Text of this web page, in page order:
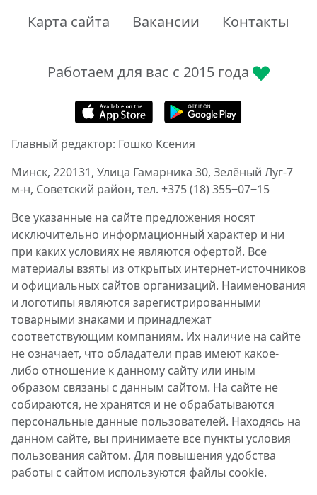
Карта сайта
Вакансии Контакты
Работаем для вас с 2015 года
Главный редактор: Гошко Ксения
Минск, 220131, Улица Гамарника 30, Зелёный Луг-7
м-н, Советский район, тел. +375 (18) 355‒07‒15
Все указанные на сайте предложения носят
исключительно информационный характер и ни
при каких условиях не являются офертой. Все
материалы взяты из открытых интернет-источников
и официальных сайтов организаций. Наименования
и логотипы являются зарегистрированными
товарными знаками и принадлежат
соответствующим компаниям. Их наличие на сайте
не означает, что обладатели прав имеют какое-
либо отношение к данному сайту или иным
образом связаны с данным сайтом. На сайте не
собираются, не хранятся и не обрабатываются
персональные данные пользователей. Находясь на
данном сайте, вы принимаете все пункты условия
пользования сайтом. Для повышения удобства
работы с сайтом используются файлы cookie.